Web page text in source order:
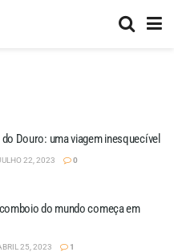
Douro: uma viagem inesquecível
22, 2023 0
do mundo começa em
25, 2023 1